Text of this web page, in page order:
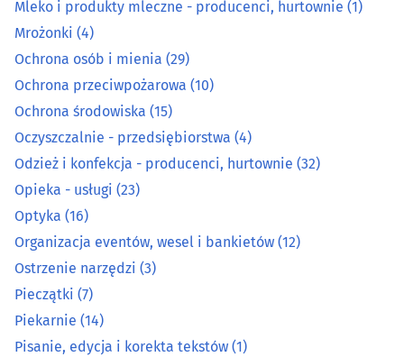
Mięso, wędliny, drób - producenci, hurtownie(20)
Mleko i produkty mleczne - producenci, hurtownie
(4)
Ochrona osób i mienia(29)
Ochrona przeciwpożarowa
Ochrona środowiska(15)
Oczyszczalnie - przedsiębiorstwa
Odzież i konfekcja - producenci, hurtownie
Mleko i produkty mleczne - producenci, hurtownie (1)
Mrożonki (4)
Ochrona osób i mienia (29)
Ochrona przeciwpożarowa (10)
Ochrona środowiska (15)
Oczyszczalnie - przedsiębiorstwa (4)
Odzież i konfekcja - producenci, hurtownie (32)
Opieka - usługi (23)
Optyka (16)
Organizacja eventów, wesel i bankietów (12)
Ostrzenie narzędzi (3)
Pieczątki (7)
Piekarnie (14)
Pisanie, edycja i korekta tekstów (1)